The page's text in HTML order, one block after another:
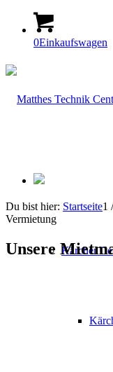
0Einkaufswagen
Kärcher
Du bist hier: Startseite1 /
Vermietung
Unsere